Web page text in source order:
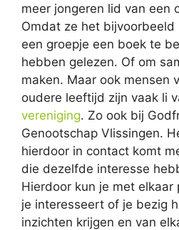
meer jongeren lid van een
Omdat ze het bijvoorbeeld
een groepje een boek te
hebben gelezen. Of om
maken. Maar ook mensen
oudere leeftijd zijn vaak li
vereniging. Zo ook bij
Genootschap Vlissingen.
hierdoor in contact komt
die dezelfde interesse
Hierdoor kun je met elkaar
je interesseert of je bezig
inzichten krijgen en van